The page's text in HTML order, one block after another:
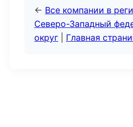
← Все компании в
Северо-Западный
округ
Главная